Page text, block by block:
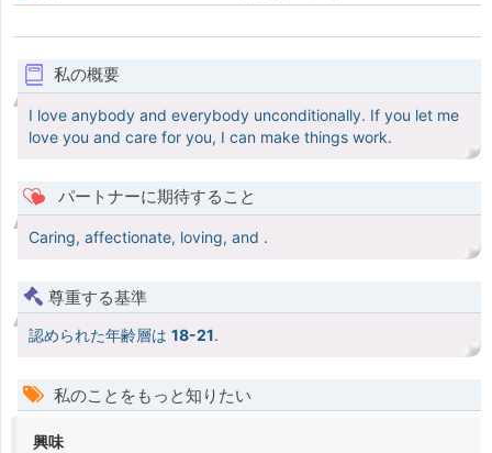
私の概要
I love anybody and everybody unconditionally. If you let me
love you and care for you, I can make things work.
パートナーに期待すること
Caring, affectionate, loving, and .
尊重する基準
認められた年齢層は 18-21.
私のことをもっと知りたい
興味